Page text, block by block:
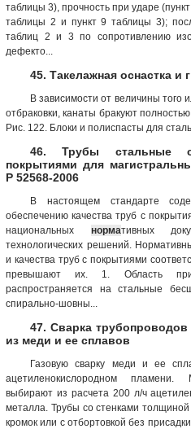
таблицы 3), прочность при ударе
таблицы 2 и пункт 9 таблицы 3);
таблиц 2 и 3 по сопротивлению
дефекто...
45. Такелажная оснастка
В зависимости от величины того
отбраковки, канаты бракуют
Рис. 122. Блоки и полиспасты для
46. Трубы стальные
покрытиями для
Р 52568-2006
В настоящем стандарте
обеспечению качества труб с
национальных нормативных
технологических решений.
и качества труб с покрытиями
превышают их. 1. Область
распространяется на стальные
спирально-шовны...
47. Сварка
из меди и ее сплавов
Газовую сварку меди и ее
ацетиленокислородном пламени.
выбирают из расчета 200 л/ч
металла. Трубы со стенками
кромок или с отбортовкой без